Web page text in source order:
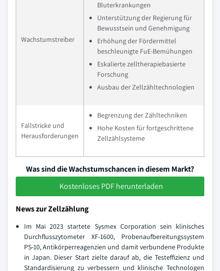
Wachstumstreiber
Bluterkrankungen
Unterstützung der Regierung für
Bewusstsein und Genehmigung
Erhöhung der Fördermittel
beschleunigte FuE-Bemühungen
Eskalierte zelltherapiebasierte
Forschung
Ausbau der Zellzähltechnologien
Fallstricke und
Herausforderungen
Begrenzung der Zähltechniken
Hohe Kosten für fortgeschrittene
Zellzählsysteme
Was sind die Wachstumschancen in diesem Markt?
Kostenloses PDF herunterladen
News zur Zellzählung
Im Mai 2023 startete Sysmex Corporation sein klinisches
Durchflusszytometer XF-1600, Probenaufbereitungssystem
PS-10, Antikörperreagenzien und damit verbundene Produkte
in Japan. Dieser Start zielte darauf ab, die Testeffizienz und
Standardisierung zu verbessern und klinische Technologen